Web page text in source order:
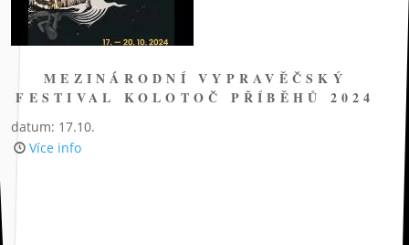
MEZINÁRODNÍ VYPRAVĚČSKÝ
FESTIVAL KOLOTOČ PŘÍBĚHŮ 2024
datum: 17.10.
Více info